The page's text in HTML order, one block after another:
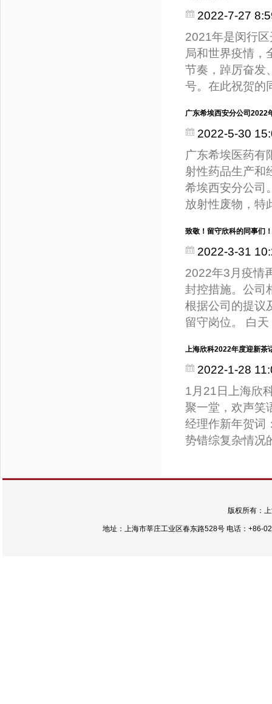
2022-7-27
2021年是闵行
局和世界疫情，
节奏，踔厉奋发
号。在此祝贺的
广东希埃西安分公司2022
2022-5-30
广东希埃医药有
射性药品生产和
希埃西安分公司
放射性废物，特
致敬！留守欣科的同事们！
2022-3-31
2022年3月疫情
封控措施。公司
根据公司的提议
留守岗位。 白
上海欣科2022年度迎新茶
2022-1-28
1月21日上海欣
聚一堂，欢声笑
经理作新年贺词
势错综复杂情况
版权所有：
地址：上海市莘庄工业区春东路528号 电话：+86-